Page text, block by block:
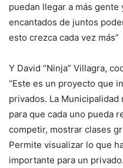
puedan llegar a más
encantados de juntos
esto crezca cada vez más”
Y David “Ninja” Villagra,
“Este es un proyecto que
privados. La
para que cada uno pueda
competir, mostrar clases
Permite visualizar lo que
importante para un